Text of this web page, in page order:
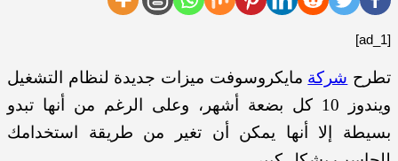
[ad_1]
تطرح شركة مايكروسوفت ميزات جديدة لنظام التشغيل
ويندوز 10 كل بضعة أشهر، وعلى الرغم من أنها تبدو
بسيطة إلا أنها يمكن أن تغير من طريقة استخدامك